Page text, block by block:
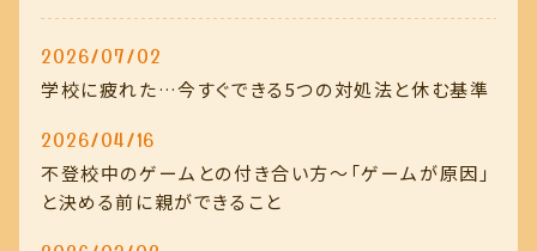
2026/07/02
学校に疲れた…今すぐできる5つの対処法と休む基準
2026/04/16
不登校中のゲームとの付き合い方～「ゲームが原因」
と決める前に親ができること